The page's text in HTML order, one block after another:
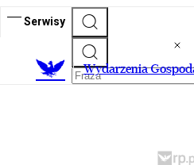
Serwisy
Wydarzenia